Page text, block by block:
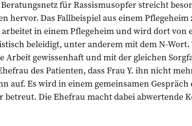
für Rassismusopfer streicht
hervor. Das Fallbeispiel aus einem
arbeitet in einem Pflegeheim und wird dort
beleidigt, unter anderem mit dem N-
Arbeit gewissenhaft und mit der gleichen
des Patienten, dass Frau Y. ihn nicht
auf. Es wird in einem gemeinsamen Gespräch
Die Ehefrau macht dabei abwertende